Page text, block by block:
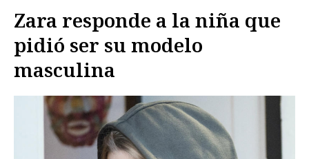
Zara responde a la niña que
pidió ser su modelo
masculina